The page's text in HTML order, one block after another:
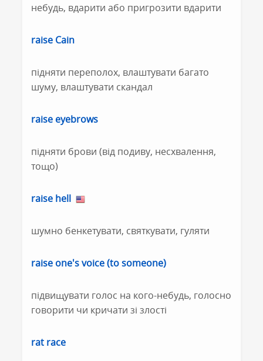
небудь, вдарити або пригрозити вдарити
raise Cain
підняти переполох, влаштувати багато
шуму, влаштувати скандал
raise eyebrows
підняти брови (від подиву, несхвалення,
тощо)
raise hell
шумно бенкетувати, святкувати, гуляти
raise one's voice (to someone)
підвищувати голос на кого-небудь, голосно
говорити чи кричати зі злості
rat race